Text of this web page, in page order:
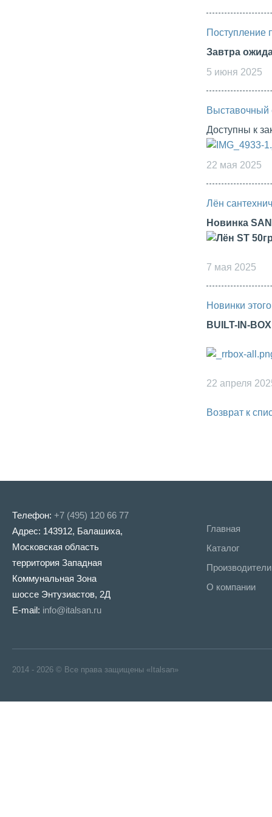
Поступление
Завтра
5 июня 2025
Выставочный
Доступны к
22 мая 2025
Лён
Новинка
7 мая 2025
Новинки
BUILT-IN-
22 апреля
Возврат к
Телефон: +7 (495) 120 66 77
Адрес: 143912, Балашиха,
Московская область
территория Западная
Коммунальная Зона
шоссе Энтузиастов, 2Д
E-mail: info@italsan.ru
Главная
Каталог
Производители
О компании
2014 - 2026 © Все права защищены «Italsan»